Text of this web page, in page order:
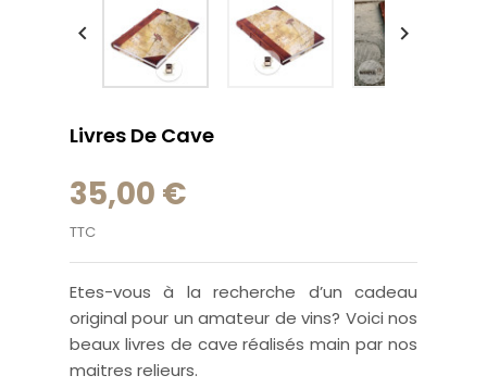
 
Livres De Cave
35,00 €
TTC
Etes-vous à la recherche d’un cadeau
original pour un amateur de vins? Voici nos
beaux livres de cave réalisés main par nos
maitres relieurs.